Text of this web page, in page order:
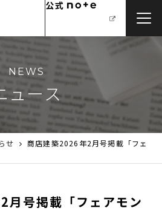
NEWS
ュース
せ
商店建築2026年2月号掲載「フェ
月号掲載「フェアモン